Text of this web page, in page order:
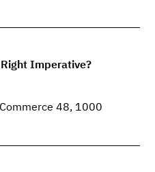
Imperative?
48, 1000